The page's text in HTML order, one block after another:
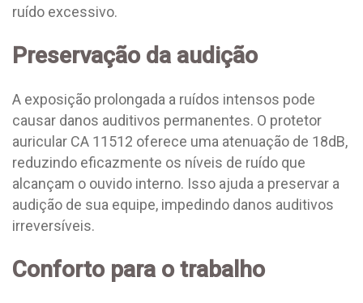
ruído excessivo.
Preservação da audição
A exposição prolongada a ruídos intensos pode
causar danos auditivos permanentes. O protetor
auricular CA 11512 oferece uma atenuação de 18dB,
reduzindo eficazmente os níveis de ruído que
alcançam o ouvido interno. Isso ajuda a preservar a
audição de sua equipe, impedindo danos auditivos
irreversíveis.
Conforto para o trabalho